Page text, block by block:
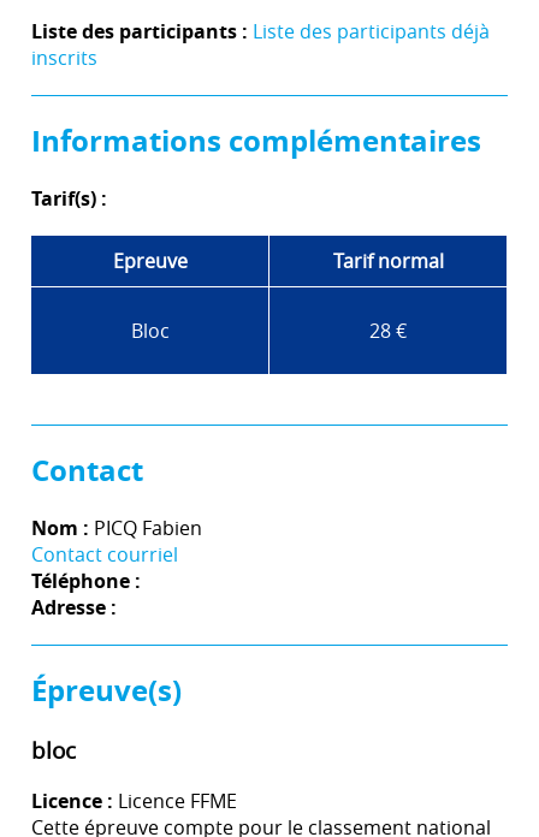
Liste des participants : Liste des participants déjà
inscrits
Informations complémentaires
Tarif(s) :
Epreuve Tarif normal
Bloc 28 €
Contact
Nom : PICQ Fabien
Contact courriel
Téléphone :
Adresse :
Épreuve(s)
bloc
Licence : Licence FFME
Cette épreuve compte pour le classement national